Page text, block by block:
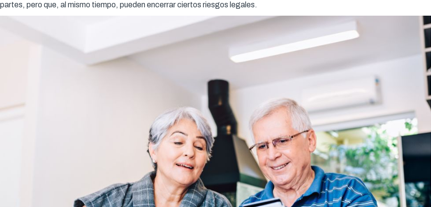
partes, pero que, al mismo tiempo, pueden encerrar ciertos riesgos legales.